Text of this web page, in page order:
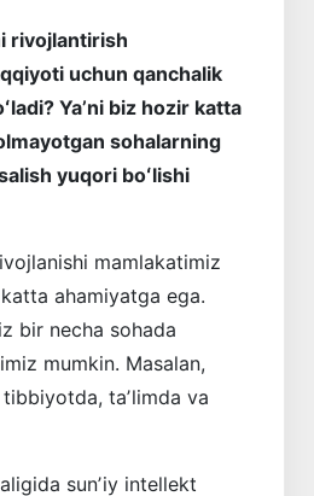
rivojlantirish
uchun qanchalik
Yaʼni biz hozir katta
sohalarning
yuqori boʻlishi
mamlakatimiz
ahamiyatga ega.
bir necha sohada
mumkin. Masalan,
taʼlimda va
sunʼiy intellekt